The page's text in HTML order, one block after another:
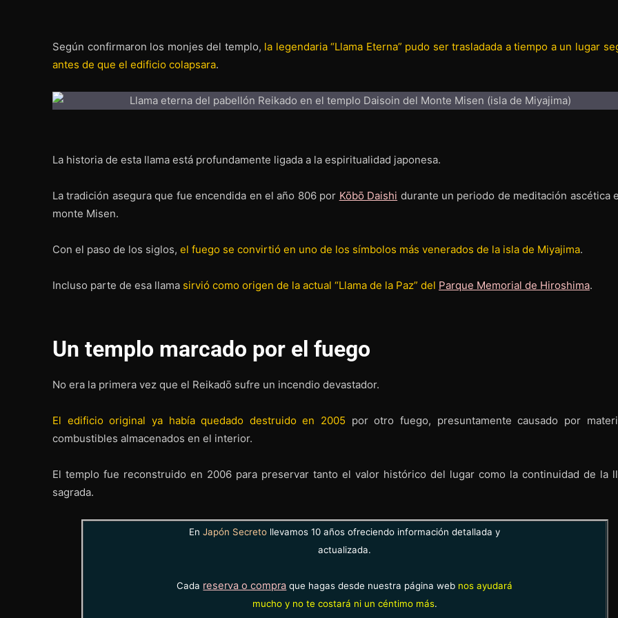
Según confirmaron los monjes del templo, la legendaria “Llama Eterna” pudo ser trasladada a tiempo a un lugar
antes de que el edificio colapsara.
La historia de esta llama está profundamente ligada a la espiritualidad japonesa.
La tradición asegura que fue encendida en el año 806 por Kōbō Daishi durante un periodo de meditación ascética
monte Misen.
Con el paso de los siglos, el fuego se convirtió en uno de los símbolos más venerados de la isla de Miyajima.
Incluso parte de esa llama sirvió como origen de la actual “Llama de la Paz” del Parque Memorial de Hiroshima.
Un templo marcado por el fuego
No era la primera vez que el Reikadō sufre un incendio devastador.
El edificio original ya había quedado destruido en 2005 por otro fuego, presuntamente causado por
combustibles almacenados en el interior.
El templo fue reconstruido en 2006 para preservar tanto el valor histórico del lugar como la continuidad de la
sagrada.
EnJapón Secreto llevamos 10 años ofreciendo información detallada y
actualizada.
Cada reserva o compra que hagas desde nuestra página web nos ayudará
mucho y no te costará ni un céntimo más.